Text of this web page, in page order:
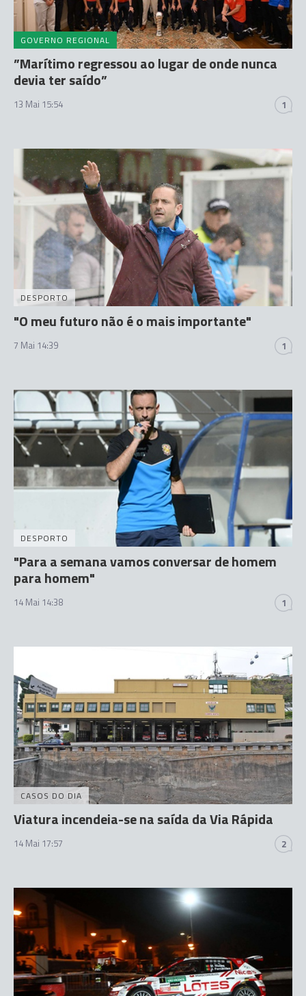
GOVERNO REGIONAL
”Marítimo regressou ao lugar de onde nunca
devia ter saído”
13 Mai 15:54 1
DESPORTO
"O meu futuro não é o mais importante"
7 Mai 14:39 1
DESPORTO
"Para a semana vamos conversar de homem
para homem"
14 Mai 14:38 1
CASOS DO DIA
Viatura incendeia-se na saída da Via Rápida
14 Mai 17:57 2